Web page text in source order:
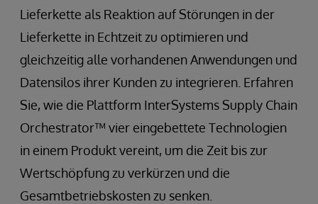
Lieferkette als Reaktion auf Störungen in der
Lieferkette in Echtzeit zu optimieren und
gleichzeitig alle vorhandenen Anwendungen und
Datensilos ihrer Kunden zu integrieren. Erfahren
Sie, wie die Plattform InterSystems Supply Chain
Orchestrator™ vier eingebettete Technologien
in einem Produkt vereint, um die Zeit bis zur
Wertschöpfung zu verkürzen und die
Gesamtbetriebskosten zu senken.